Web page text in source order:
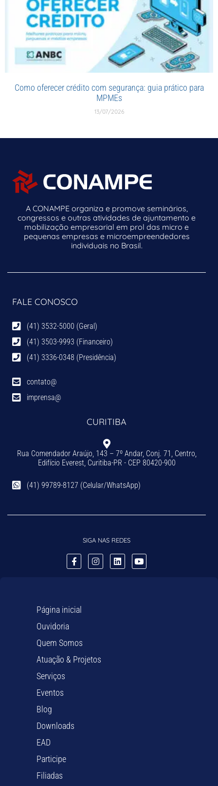
Como oferecer crédito com segurança: guia prático para
MPMEs
13/07/2026
A CONAMPE organiza e promove seminários,
congressos e outras atividades de ajuntamento e
mobilização empresarial em prol das micro e
pequenas empresas e microempreendedores
individuais no Brasil.
FALE CONOSCO
(41) 3532-5000 (Geral)
(41) 3503-9993 (Financeiro)
(41) 3336-0348 (Presidência)
contato@
imprensa@
CURITIBA
Rua Comendador Araújo, 143 – 7º Andar, Conj. 71, Centro,
Edifício Everest, Curitiba-PR - CEP 80420-900
(41) 99789-8127 (Celular/WhatsApp)
SIGA NAS REDES
Página inicial
Ouvidoria
Quem Somos
Atuação & Projetos
Serviços
Eventos
Blog
Downloads
EAD
Participe
Filiadas